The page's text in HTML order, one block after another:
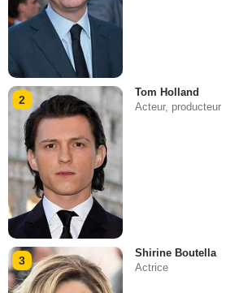
2
Tom Holland
Acteur, producteur
3
Shirine Boutella
Actrice